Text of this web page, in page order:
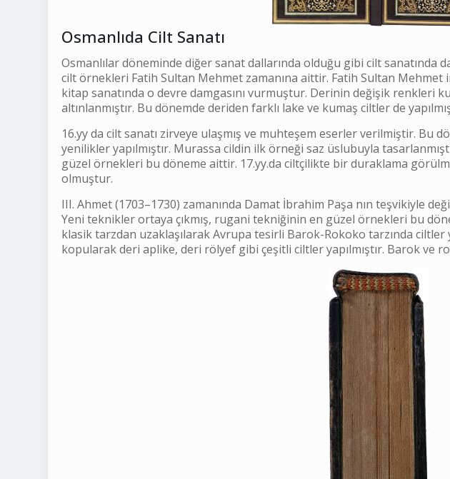
Osmanlıda Cilt Sanatı
Osmanlılar döneminde diğer sanat dallarında olduğu gibi cilt sanatında
cilt örnekleri Fatih Sultan Mehmet zamanına aittir. Fatih Sultan
kitap sanatında o devre damgasını vurmuştur. Derinin değişik renkleri
altınlanmıştır. Bu dönemde deriden farklı lake ve kumaş ciltler de
16.yy da cilt sanatı zirveye ulaşmış ve muhteşem eserler verilmiştir. Bu
yenilikler yapılmıştır. Murassa cildin ilk örneği saz üslubuyla
güzel örnekleri bu döneme aittir. 17.yy.da ciltçilikte bir duraklama
olmuştur.
III. Ahmet (1703–1730) zamanında Damat İbrahim Paşa nın teşvikiyle
Yeni teknikler ortaya çıkmış, rugani tekniğinin en güzel örnekleri bu
klasik tarzdan uzaklaşılarak Avrupa tesirli Barok-Rokoko tarzında ciltler
kopularak deri aplike, deri rölyef gibi çeşitli ciltler yapılmıştır. Barok ve